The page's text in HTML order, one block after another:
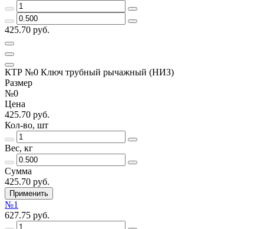
425.70 руб.
КТР №0 Ключ трубный рычажный (НИЗ)
Размер
№0
Цена
425.70 руб.
Кол-во, шт
Вес, кг
Сумма
425.70 руб.
Применить
№1
627.75 руб.